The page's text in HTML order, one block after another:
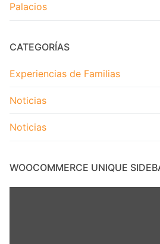
Palacios
CATEGORÍAS
Experiencias de Familias
Noticias
Noticias
WOOCOMMERCE UNIQUE